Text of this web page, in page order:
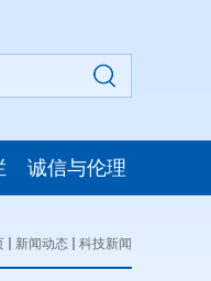
诚信与伦理
新闻动态 科技新闻